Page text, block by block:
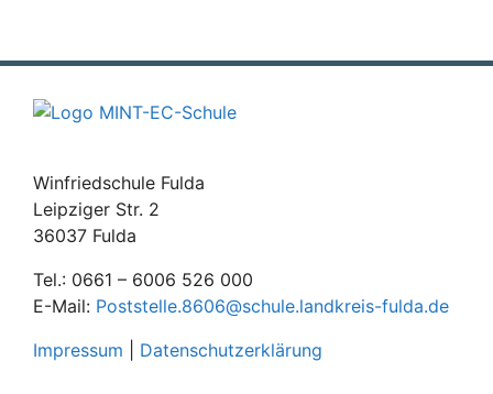
Winfriedschule Fulda
Leipziger Str. 2
36037 Fulda
Tel.: 0661 – 6006 526 000
E-Mail: Poststelle.8606@schule.landkreis-fulda.de
Impressum
Datenschutzerklärung